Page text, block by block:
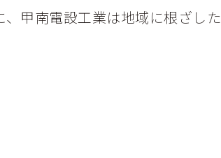
甲南電設工業は地域に根ざし